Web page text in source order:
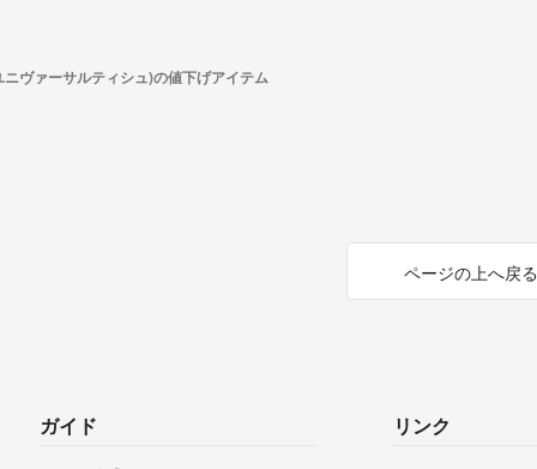
ヴァーサルティシュ)の値下げアイテム
ページの上へ戻る
ガイド リンク